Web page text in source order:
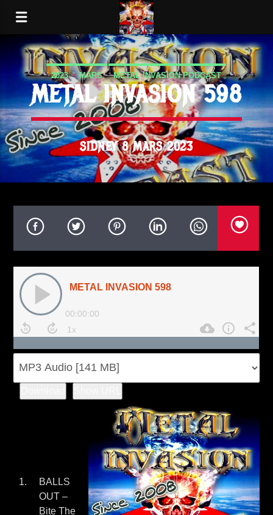
2023 MARS METAL INVASION PODCAST
METAL INVASION 598
SIDNEY 8 MARS 2023
BALLS
OUT –
Bite The